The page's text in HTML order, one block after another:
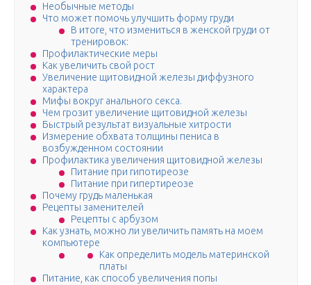
Необычные методы
Что может помочь улучшить форму груди
В итоге, что измениться в женской груди от
тренировок:
Профилактические меры
Как увеличить свой рост
Увеличение щитовидной железы диффузного
характера
Мифы вокруг анального секса.
Чем грозит увеличение щитовидной железы
Быстрый результат визуальные хитрости
Измерение обхвата толщины пениса в
возбужденном состоянии
Профилактика увеличения щитовидной железы
Питание при гипотиреозе
Питание при гипертиреозе
Почему грудь маленькая
Рецепты заменителей
Рецепты с арбузом
Как узнать, можно ли увеличить память на моем
компьютере
Как определить модель материнской
платы
Питание, как способ увеличения попы